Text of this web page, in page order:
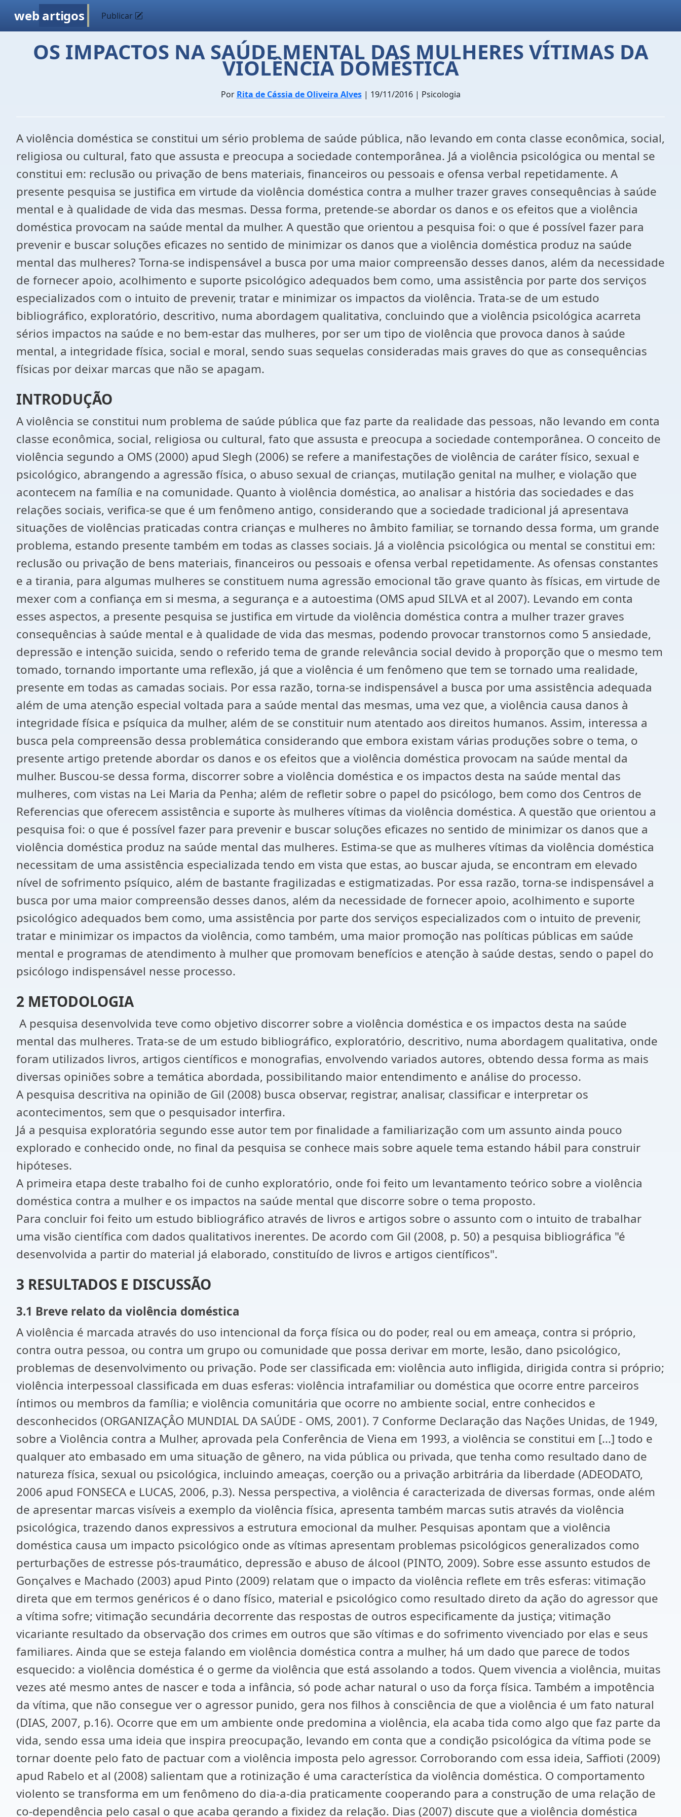
web artigos Publicar
OS IMPACTOS NA SAÚDE MENTAL DAS MULHERES VÍTIMAS DA
VIOLÊNCIA DOMÉSTICA
Por Rita de Cássia de Oliveira Alves| 19/11/2016 | Psicologia
A violência doméstica se constitui um sério problema de saúde pública, não levando em conta classe econômica, social,
religiosa ou cultural, fato que assusta e preocupa a sociedade contemporânea. Já a violência psicológica ou mental se
constitui em: reclusão ou privação de bens materiais, financeiros ou pessoais e ofensa verbal repetidamente. A
presente pesquisa se justifica em virtude da violência doméstica contra a mulher trazer graves consequências à saúde
mental e à qualidade de vida das mesmas. Dessa forma, pretende-se abordar os danos e os efeitos que a violência
doméstica provocam na saúde mental da mulher. A questão que orientou a pesquisa foi: o que é possível fazer para
prevenir e buscar soluções eficazes no sentido de minimizar os danos que a violência doméstica produz na saúde
mental das mulheres? Torna-se indispensável a busca por uma maior compreensão desses danos, além da necessidade
de fornecer apoio, acolhimento e suporte psicológico adequados bem como, uma assistência por parte dos serviços
especializados com o intuito de prevenir, tratar e minimizar os impactos da violência. Trata-se de um estudo
bibliográfico, exploratório, descritivo, numa abordagem qualitativa, concluindo que a violência psicológica acarreta
sérios impactos na saúde e no bem-estar das mulheres, por ser um tipo de violência que provoca danos à saúde
mental, a integridade física, social e moral, sendo suas sequelas consideradas mais graves do que as consequências
físicas por deixar marcas que não se apagam.
INTRODUÇÃO
A violência se constitui num problema de saúde pública que faz parte da realidade das pessoas, não levando em conta
classe econômica, social, religiosa ou cultural, fato que assusta e preocupa a sociedade contemporânea. O conceito de
violência segundo a OMS (2000) apud Slegh (2006) se refere a manifestações de violência de caráter físico, sexual e
psicológico, abrangendo a agressão física, o abuso sexual de crianças, mutilação genital na mulher, e violação que
acontecem na família e na comunidade. Quanto à violência doméstica, ao analisar a história das sociedades e das
relações sociais, verifica-se que é um fenômeno antigo, considerando que a sociedade tradicional já apresentava
situações de violências praticadas contra crianças e mulheres no âmbito familiar, se tornando dessa forma, um grande
problema, estando presente também em todas as classes sociais. Já a violência psicológica ou mental se constitui em:
reclusão ou privação de bens materiais, financeiros ou pessoais e ofensa verbal repetidamente. As ofensas constantes
e a tirania, para algumas mulheres se constituem numa agressão emocional tão grave quanto às físicas, em virtude de
mexer com a confiança em si mesma, a segurança e a autoestima (OMS apud SILVA et al 2007). Levando em conta
esses aspectos, a presente pesquisa se justifica em virtude da violência doméstica contra a mulher trazer graves
consequências à saúde mental e à qualidade de vida das mesmas, podendo provocar transtornos como 5 ansiedade,
depressão e intenção suicida, sendo o referido tema de grande relevância social devido à proporção que o mesmo tem
tomado, tornando importante uma reflexão, já que a violência é um fenômeno que tem se tornado uma realidade,
presente em todas as camadas sociais. Por essa razão, torna-se indispensável a busca por uma assistência adequada
além de uma atenção especial voltada para a saúde mental das mesmas, uma vez que, a violência causa danos à
integridade física e psíquica da mulher, além de se constituir num atentado aos direitos humanos. Assim, interessa a
busca pela compreensão dessa problemática considerando que embora existam várias produções sobre o tema, o
presente artigo pretende abordar os danos e os efeitos que a violência doméstica provocam na saúde mental da
mulher. Buscou-se dessa forma, discorrer sobre a violência doméstica e os impactos desta na saúde mental das
mulheres, com vistas na Lei Maria da Penha; além de refletir sobre o papel do psicólogo, bem como dos Centros de
Referencias que oferecem assistência e suporte às mulheres vítimas da violência doméstica. A questão que orientou a
pesquisa foi: o que é possível fazer para prevenir e buscar soluções eficazes no sentido de minimizar os danos que a
violência doméstica produz na saúde mental das mulheres. Estima-se que as mulheres vítimas da violência doméstica
necessitam de uma assistência especializada tendo em vista que estas, ao buscar ajuda, se encontram em elevado
nível de sofrimento psíquico, além de bastante fragilizadas e estigmatizadas. Por essa razão, torna-se indispensável a
busca por uma maior compreensão desses danos, além da necessidade de fornecer apoio, acolhimento e suporte
psicológico adequados bem como, uma assistência por parte dos serviços especializados com o intuito de prevenir,
tratar e minimizar os impactos da violência, como também, uma maior promoção nas políticas públicas em saúde
mental e programas de atendimento à mulher que promovam benefícios e atenção à saúde destas, sendo o papel do
psicólogo indispensável nesse processo.
2 METODOLOGIA
A pesquisa desenvolvida teve como objetivo discorrer sobre a violência doméstica e os impactos desta na saúde
mental das mulheres. Trata-se de um estudo bibliográfico, exploratório, descritivo, numa abordagem qualitativa, onde
foram utilizados livros, artigos científicos e monografias, envolvendo variados autores, obtendo dessa forma as mais
diversas opiniões sobre a temática abordada, possibilitando maior entendimento e análise do processo.
A pesquisa descritiva na opinião de Gil (2008) busca observar, registrar, analisar, classificar e interpretar os
acontecimentos, sem que o pesquisador interfira.
Já a pesquisa exploratória segundo esse autor tem por finalidade a familiarização com um assunto ainda pouco
explorado e conhecido onde, no final da pesquisa se conhece mais sobre aquele tema estando hábil para construir
hipóteses.
A primeira etapa deste trabalho foi de cunho exploratório, onde foi feito um levantamento teórico sobre a violência
doméstica contra a mulher e os impactos na saúde mental que discorre sobre o tema proposto.
Para concluir foi feito um estudo bibliográfico através de livros e artigos sobre o assunto com o intuito de trabalhar
uma visão científica com dados qualitativos inerentes. De acordo com Gil (2008, p. 50) a pesquisa bibliográfica "é
desenvolvida a partir do material já elaborado, constituído de livros e artigos científicos".
3 RESULTADOS E DISCUSSÃO
3.1 Breve relato da violência doméstica
A violência é marcada através do uso intencional da força física ou do poder, real ou em ameaça, contra si próprio,
contra outra pessoa, ou contra um grupo ou comunidade que possa derivar em morte, lesão, dano psicológico,
problemas de desenvolvimento ou privação. Pode ser classificada em: violência auto infligida, dirigida contra si próprio;
violência interpessoal classificada em duas esferas: violência intrafamiliar ou doméstica que ocorre entre parceiros
íntimos ou membros da família; e violência comunitária que ocorre no ambiente social, entre conhecidos e
desconhecidos (ORGANIZAÇÂO MUNDIAL DA SAÚDE - OMS, 2001). 7 Conforme Declaração das Nações Unidas, de 1949,
sobre a Violência contra a Mulher, aprovada pela Conferência de Viena em 1993, a violência se constitui em [...] todo e
qualquer ato embasado em uma situação de gênero, na vida pública ou privada, que tenha como resultado dano de
natureza física, sexual ou psicológica, incluindo ameaças, coerção ou a privação arbitrária da liberdade (ADEODATO,
2006 apud FONSECA e LUCAS, 2006, p.3). Nessa perspectiva, a violência é caracterizada de diversas formas, onde além
de apresentar marcas visíveis a exemplo da violência física, apresenta também marcas sutis através da violência
psicológica, trazendo danos expressivos a estrutura emocional da mulher. Pesquisas apontam que a violência
doméstica causa um impacto psicológico onde as vítimas apresentam problemas psicológicos generalizados como
perturbações de estresse pós-traumático, depressão e abuso de álcool (PINTO, 2009). Sobre esse assunto estudos de
Gonçalves e Machado (2003) apud Pinto (2009) relatam que o impacto da violência reflete em três esferas: vitimação
direta que em termos genéricos é o dano físico, material e psicológico como resultado direto da ação do agressor que
a vítima sofre; vitimação secundária decorrente das respostas de outros especificamente da justiça; vitimação
vicariante resultado da observação dos crimes em outros que são vítimas e do sofrimento vivenciado por elas e seus
familiares. Ainda que se esteja falando em violência doméstica contra a mulher, há um dado que parece de todos
esquecido: a violência doméstica é o germe da violência que está assolando a todos. Quem vivencia a violência, muitas
vezes até mesmo antes de nascer e toda a infância, só pode achar natural o uso da força física. Também a impotência
da vítima, que não consegue ver o agressor punido, gera nos filhos à consciência de que a violência é um fato natural
(DIAS, 2007, p.16). Ocorre que em um ambiente onde predomina a violência, ela acaba tida como algo que faz parte da
vida, sendo essa uma ideia que inspira preocupação, levando em conta que a condição psicológica da vítima pode se
tornar doente pelo fato de pactuar com a violência imposta pelo agressor. Corroborando com essa ideia, Saffioti (2009)
apud Rabelo et al (2008) salientam que a rotinização é uma característica da violência doméstica. O comportamento
violento se transforma em um fenômeno do dia-a-dia praticamente cooperando para a construção de uma relação de
co-dependência pelo casal o que acaba gerando a fixidez da relação. Dias (2007) discute que a violência doméstica